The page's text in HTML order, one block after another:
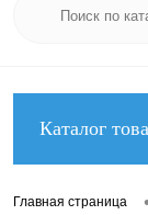
Каталог
Главная страница